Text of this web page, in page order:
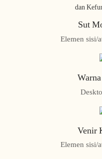
Sut
Elemen sisi/
Venir
Elemen sisi/